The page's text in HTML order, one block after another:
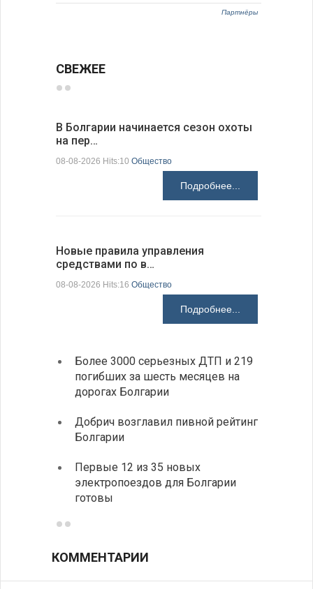
Партнёры
СВЕЖЕЕ
В Болгарии начинается сезон охоты
на пер…
08-08-2026 Hits:10 Общество
Подробнее...
Новые правила управления
средствами по в…
08-08-2026 Hits:16 Общество
Подробнее...
Более 3000 серьезных ДТП и 219
погибших за шесть месяцев на
дорогах Болгарии
Добрич возглавил пивной рейтинг
Болгарии
Первые 12 из 35 новых
электропоездов для Болгарии
готовы
КОММЕНТАРИИ